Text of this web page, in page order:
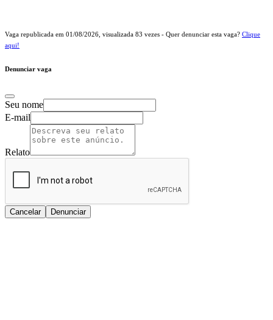
Vaga republicada em 01/08/2026 , visualizada 83 vezes - Quer denunciar esta vaga? Clique
aqui!
Denunciar vaga
Seu nome
E-mail
Relato
Cancelar Denunciar